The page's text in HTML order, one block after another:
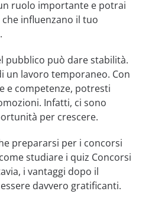
ruolo importante e potrai
influenzano il tuo
pubblico può dare stabilità.
un lavoro temporaneo. Con
e competenze, potresti
Infatti, ci sono
per crescere.
prepararsi per i concorsi
studiare i quiz Concorsi
i vantaggi dopo il
davvero gratificanti.